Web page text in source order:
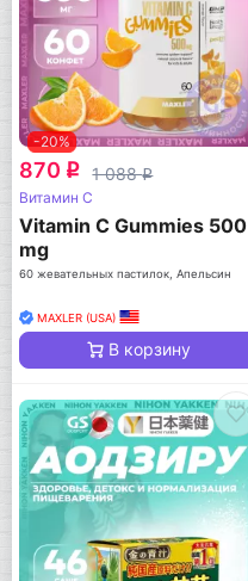
-20%
870 q 1 088q
Витамин C
Vitamin C Gummies 500
mg
60 жевательных пастилок, Апельсин
MAXLER (USA)
В корзину